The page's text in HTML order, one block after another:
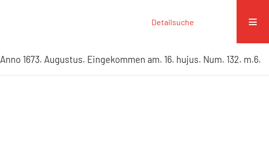
Detailsuche
Anno 1673. Augustus. Eingekommen am. 16. hujus. Num. 132. m.6.